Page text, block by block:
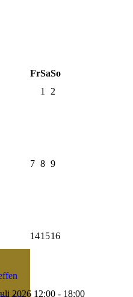
FrSaSo
1
2
7 8 9
141516
2026 12:00 - 18:00